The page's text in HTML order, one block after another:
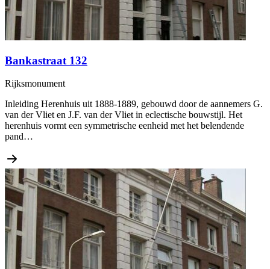
Bankastraat 132
Rijksmonument
Inleiding Herenhuis uit 1888-1889, gebouwd door de aannemers G.
van der Vliet en J.F. van der Vliet in eclectische bouwstijl. Het
herenhuis vormt een symmetrische eenheid met het belendende
pand…